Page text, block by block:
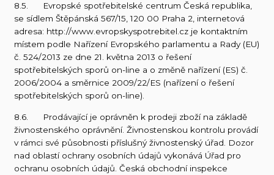
8.5. Evropské spotřebitelské centrum Česká republika,
se sídlem Štěpánská 567/15, 120 00 Praha 2, internetová
adresa: http://www.evropskyspotrebitel.cz je kontaktním
místem podle Nařízení Evropského parlamentu a Rady (EU)
č. 524/2013 ze dne 21. května 2013 o řešení
spotřebitelských sporů on-line a o změně nařízení (ES) č.
2006/2004 a směrnice 2009/22/ES (nařízení o řešení
spotřebitelských sporů on-line).
8.6. Prodávající je oprávněn k prodeji zboží na základě
živnostenského oprávnění. Živnostenskou kontrolu provádí
v rámci své působnosti příslušný živnostenský úřad. Dozor
nad oblastí ochrany osobních údajů vykonává Úřad pro
ochranu osobních údajů. Česká obchodní inspekce